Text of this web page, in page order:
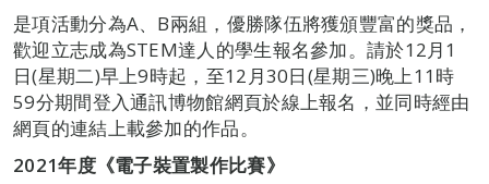
是項活動分為A、B兩組，優勝隊伍將獲頒豐富的獎品，
歡迎立志成為STEM達人的學生報名參加。請於12月1
日(星期二)早上9時起，至12月30日(星期三)晚上11時
59分期間登入通訊博物館網頁於線上報名，並同時經由
網頁的連結上載參加的作品。
2021年度《電子裝置製作比賽》